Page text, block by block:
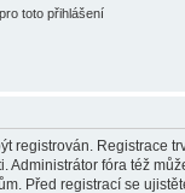
toto přihlášení
registrován. Registrace
Administrátor fóra též
Před registrací se